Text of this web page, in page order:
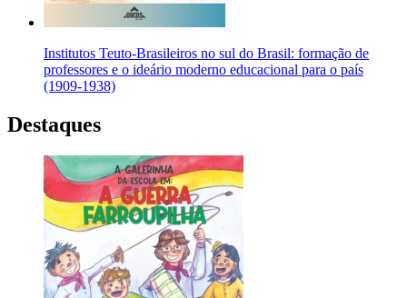
Institutos Teuto-Brasileiros no sul do Brasil: formação de
professores e o ideário moderno educacional para o país
(1909-1938)
Destaques